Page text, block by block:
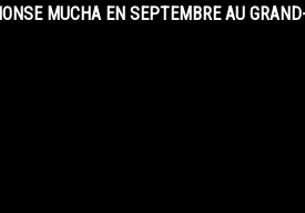
MUCHA EN SEPTEMBRE AU